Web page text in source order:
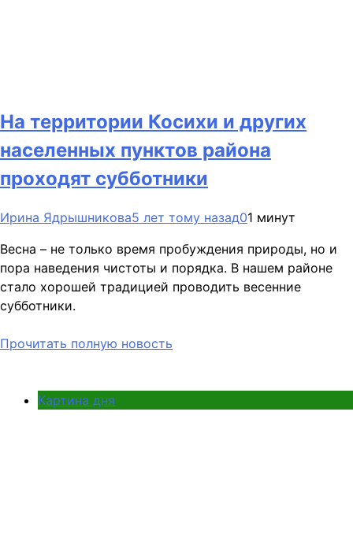
На территории Косихи и других
населенных пунктов района
проходят субботники
Ирина Ядрышникова5 лет тому назад01 минут
Весна – не только время пробуждения природы, но и
пора наведения чистоты и порядка. В нашем районе
стало хорошей традицией проводить весенние
субботники.
Прочитать полную новость
Картина дня